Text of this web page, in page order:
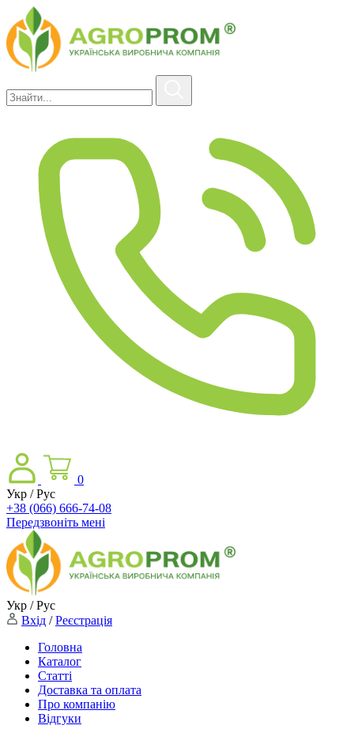
0
Укр / Рус
+38 (066) 666-74-08
Передзвоніть мені
Укр / Рус
Вхід / Реєстрація
Головна
Каталог
Статті
Доставка та оплата
Про компанію
Відгуки